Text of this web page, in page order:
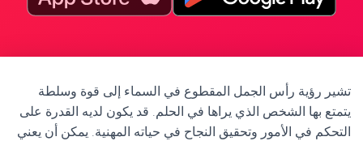
تشير رؤية رأس الجمل المقطوع في السماء إلى قوة وسلطة
يتمتع بها الشخص الذي يراها في الحلم. قد يكون لديه القدرة على
التحكم في الأمور وتحقيق النجاح في حياته المهنية. يمكن أن يعني